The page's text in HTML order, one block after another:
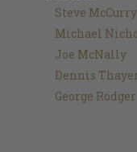
Steve McCurry
Michael
Joe McNally
Dennis
George Rodger